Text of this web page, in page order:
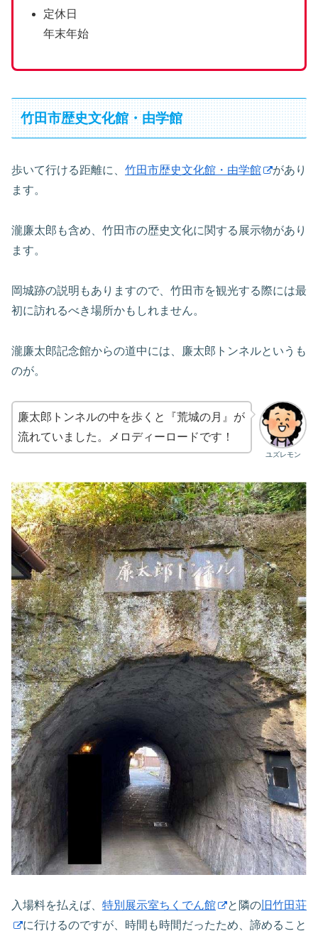
定休日
年末年始
竹田市歴史文化館・由学館
歩いて行ける距離に、 竹田市歴史文化館・由学館
があり
ます。
瀧廉太郎も含め、竹田市の歴史文化に関する展示物があり
ます。
岡城跡の説明もありますので、竹田市を観光する際には最
初に訪れるべき場所かもしれません。
瀧廉太郎記念館からの道中には、廉太郎トンネルというも
のが。
ユズレモン
廉太郎トンネルの中を歩くと『荒城の月』が
流れていました。メロディーロードです！
入場料を払えば、 特別展示室ちくでん館 と隣の 旧竹田荘
に行けるのですが、時間も時間だったため、諦めること